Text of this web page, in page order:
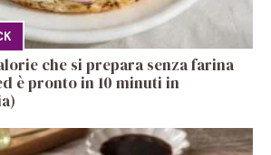
che si prepara senza farina
è pronto in 10 minuti in